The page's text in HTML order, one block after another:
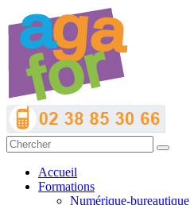
Accueil
Formations
Numérique-bureautique